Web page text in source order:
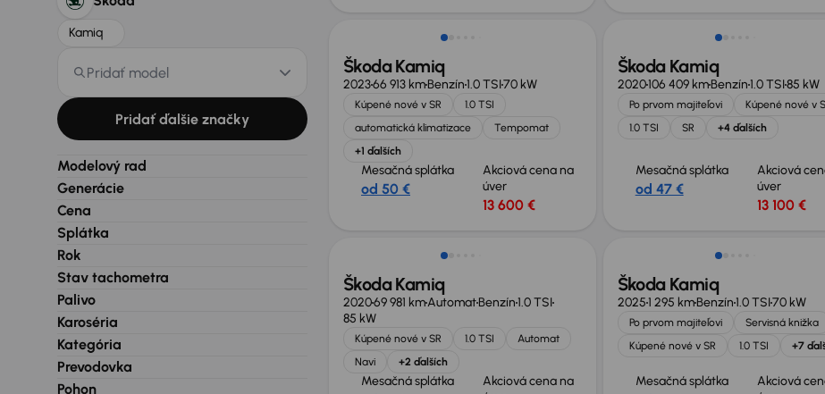
Kamiq
Pridať model
Pridať ďalšie značky
Modelový rad
Generácie
Cena
Splátka
Rok
Stav tachometra
Palivo
Karoséria
Kategória
Prevodovka
Pohon
Škoda Kamiq
202366 913 kmBenzín1.0 TSI70 kW
Kúpené nové v SR
1.0 TSI
automatická klimatizace
Tempomat
+1 ďalších
Mesačná splátka
od 50 €
Akciová cena na
úver
13 600 €
Škoda Kamiq
2020106 409 kmBenzín1.0 TSI85 kW
Po prvom majiteľovi
Kúpené nové v
1.0 TSI
SR +4 ďalších
Mesačná splátka
od 47 €
Akciová
úver
13 100 €
Škoda Kamiq
202069 981 kmAutomatBenzín1.0 TSI
85 kW
Kúpené nové v SR 1.0 TSI
Automat
Navi
+2 ďalších
Mesačná splátka
Akciová cena na
Škoda Kamiq
20251 295 kmBenzín1.0 TSI70 kW
Po prvom majiteľovi
Servisná knižka
Kúpené nové v SR
1.0 TSI +7
Mesačná splátka
Akciová